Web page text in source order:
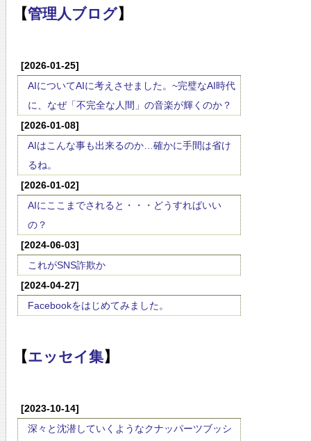
【管理人ブログ】
[2026-01-25]
AIについてAIに考えさせました。~完璧なAI時代
に、なぜ「不完全な人間」の音楽が輝くのか？
[2026-01-08]
AIはこんな事も出来るのか…確かに手間は省け
るね。
[2026-01-02]
AIにここまでされると・・・どうすればいい
の？
[2024-06-03]
これがSNS詐欺か
[2024-04-27]
Facebookをはじめてみました。
【エッセイ集】
[2023-10-14]
深々と沈潜していくようなクナッパーツブッシ